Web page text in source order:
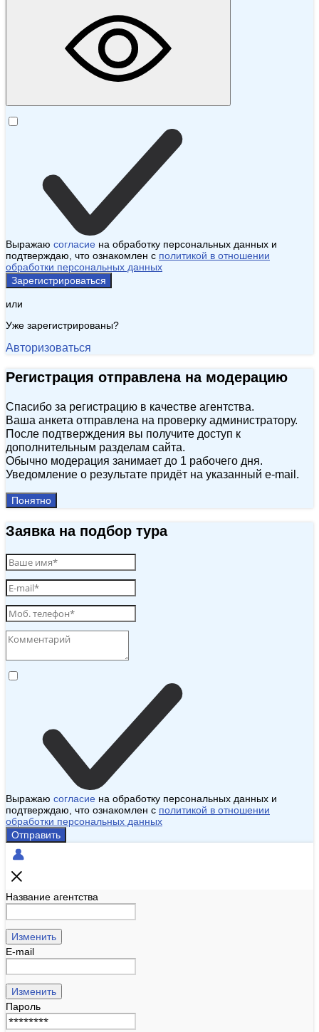
Выражаю согласие на обработку персональных данных и
подтверждаю, что ознакомлен с политикой в отношении
обработки персональных данных
Зарегистрироваться
или
Уже зарегистрированы?
Авторизоваться
Регистрация отправлена на модерацию
Спасибо за регистрацию в качестве агентства.
Ваша анкета отправлена на проверку администратору.
После подтверждения вы получите доступ к
дополнительным разделам сайта.
Обычно модерация занимает до 1 рабочего дня.
Уведомление о результате придёт на указанный e‑mail.
Понятно
Заявка на подбор тура
Выражаю согласие на обработку персональных данных и
подтверждаю, что ознакомлен с политикой в отношении
обработки персональных данных
Отправить
Название агентства
Изменить
E-mail
Изменить
Пароль